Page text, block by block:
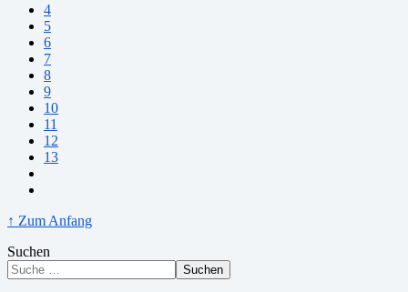
4
5
6
7
8
9
10
11
12
13
↑ Zum Anfang
Suchen
Suchen